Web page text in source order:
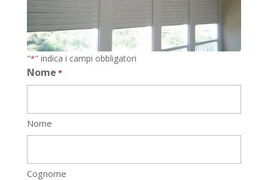
"*" indica i campi obbligatori
Nome *
Nome
Cognome